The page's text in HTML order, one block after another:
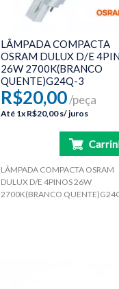
LÂMPADA COMPACTA
OSRAM DULUX D/E
26W 2700K(BRANCO
QUENTE)G24Q-3
R$20,00/peça
Até 1x R$20,00s/ juros
LÂMPADA COMPACTA OSRAM
DULUX D/E 4PINOS 26W
2700K(BRANCO